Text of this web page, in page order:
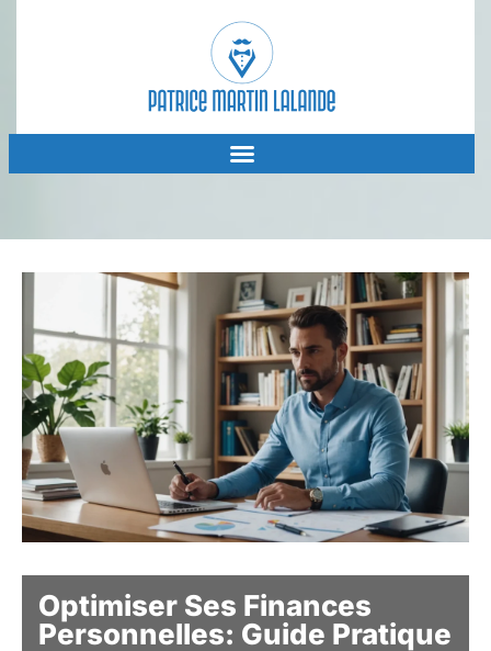
Optimiser Ses Finances
Personnelles: Guide Pratique